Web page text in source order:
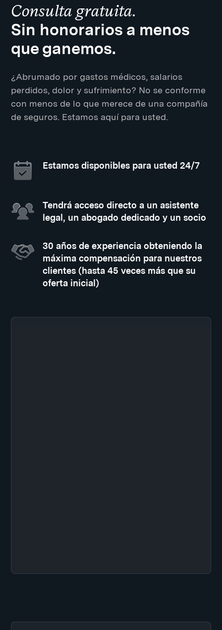
Consulta gratuita.
Sin honorarios a menos
que ganemos.
¿Abrumado por gastos médicos, salarios
perdidos, dolor y sufrimiento? No se conforme
con menos de lo que merece de una compañía
de seguros. Estamos aquí para usted.
Estamos disponibles para usted 24/7
Tendrá acceso directo a un asistente
legal, un abogado dedicado y un socio
30 años de experiencia obteniendo la
máxima compensación para nuestros
clientes (hasta 45 veces más que su
oferta inicial)